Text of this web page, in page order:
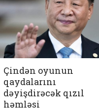
Çindən oyunun
qaydalarını
dəyişdirəcək qızıl
həmləsi